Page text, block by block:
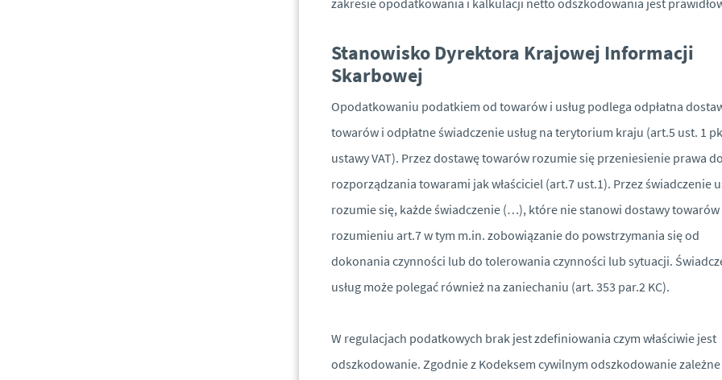
Stanowisko Dyrektora Krajowej Informacji
Skarbowej
Opodatkowaniu podatkiem od towarów i usług podlega odpłatna
towarów i odpłatne świadczenie usług na terytorium kraju (art.5 ust. 1
ustawy VAT). Przez dostawę towarów rozumie się przeniesienie prawa do
rozporządzania towarami jak właściciel (art.7 ust.1). Przez świadczenie
rozumie się, każde świadczenie (…), które nie stanowi dostawy towarów
rozumieniu art.7 w tym m.in. zobowiązanie do powstrzymania się od
dokonania czynności lub do tolerowania czynności lub sytuacji.
usług może polegać również na zaniechaniu (art. 353 par.2 KC).
W regulacjach podatkowych brak jest zdefiniowania czym właściwie jest
odszkodowanie. Zgodnie z Kodeksem cywilnym odszkodowanie